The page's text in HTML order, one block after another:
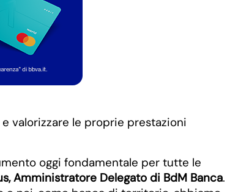
valorizzare le proprie prestazioni
oggi fondamentale per tutte le
Amministratore Delegato di BdM Banca.